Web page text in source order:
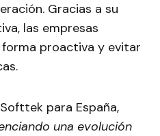
Gracias a su
las empresas
proactiva y evitar
para España,
una evolución